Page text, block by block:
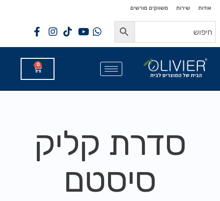
לתוכן
לתוכן
אודות שירות משווקים מורשים
0
סדרת קליק
סיסטם